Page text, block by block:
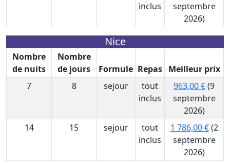
inclus
septembre
2026)
Nice
Nombre
de nuits
Nombre
de jours
Formule Repas Meilleur prix
7
8 sejour
tout
inclus
963,00 €(9
septembre
2026)
14
15 sejour
tout
inclus
1 786,00 €(2
septembre
2026)